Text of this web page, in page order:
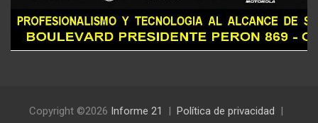
Copyright ©2026 Informe 21 Política de privacidad